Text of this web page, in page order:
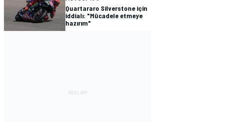
Quartararo Silverstone için
iddialı: "Mücadele etmeye
hazırım"